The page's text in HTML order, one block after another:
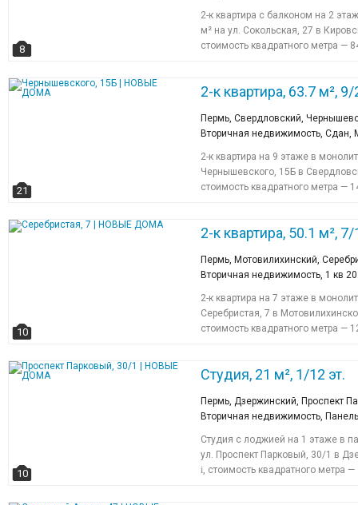
8
2-к квартира с балконом на 2
м² на ул. Сокольская, 27 в
стоимость квадратного метра —
21
2-к квартира, 63.7 м², 9/
Пермь, Свердловский,
Вторичная недвижимость, Сдан,
2-к квартира на 9 этаже в
Чернышевского, 15Б в
стоимость квадратного метра —
10
2-к квартира, 50.1 м², 7/
Пермь, Мотовилихинский,
Вторичная недвижимость, 1 кв
2-к квартира на 7 этаже в
Серебристая, 7 в
стоимость квадратного метра —
10
Студия, 21 м², 1/12 эт.
Пермь, Дзержинский, Проспект
Вторичная недвижимость,
Студия с лоджией на 1 этаже в
ул. Проспект Парковый, 30/1 в
i, стоимость квадратного метра